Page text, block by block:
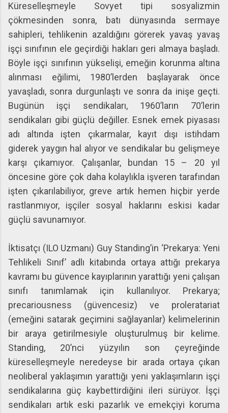
Küreselleşmeyle Sovyet tipi sosyalizmin
çökmesinden sonra, batı dünyasında sermaye
sahipleri, tehlikenin azaldığını görerek yavaş yavaş
işçi sınıfının ele geçirdiği hakları geri almaya başladı.
Böyle işçi sınıfının yükselişi, emeğin korunma altına
alınması eğilimi, 1980’lerden başlayarak önce
yavaşladı, sonra durgunlaştı ve sonra da inişe geçti.
Bugünün işçi sendikaları, 1960’ların 70’lerin
sendikaları gibi güçlü değiller. Esnek emek piyasası
adı altında işten çıkarmalar, kayıt dışı istihdam
giderek yaygın hal alıyor ve sendikalar bu gelişmeye
karşı çıkamıyor. Çalışanlar, bundan 15 – 20 yıl
öncesine göre çok daha kolaylıkla işveren tarafından
işten çıkarılabiliyor, greve artık hemen hiçbir yerde
rastlanmıyor, işçiler sosyal haklarını eskisi kadar
güçlü savunamıyor.
İktisatçı (ILO Uzmanı) Guy Standing’in ‘Prekarya: Yeni
Tehlikeli Sınıf’ adlı kitabında ortaya attığı prekarya
kavramı bu güvence kayıplarının yarattığı yeni çalışan
sınıfı tanımlamak için kullanılıyor. Prekarya;
precariousness (güvencesiz) ve proleratariat
(emeğini satarak geçimini sağlayanlar) kelimelerinin
bir araya getirilmesiyle oluşturulmuş bir kelime.
Standing, 20’nci yüzyılın son çeyreğinde
küreselleşmeyle neredeyse bir arada ortaya çıkan
neoliberal yaklaşımın yarattığı yeni yaklaşımların işçi
sendikalarına güç kaybettirdiğini ileri sürüyor. İşçi
sendikaları artık eski pazarlık ve emekçiyi koruma